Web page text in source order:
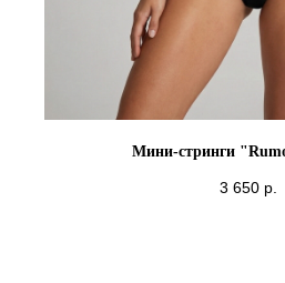
Мини-стринги
3 650 р.